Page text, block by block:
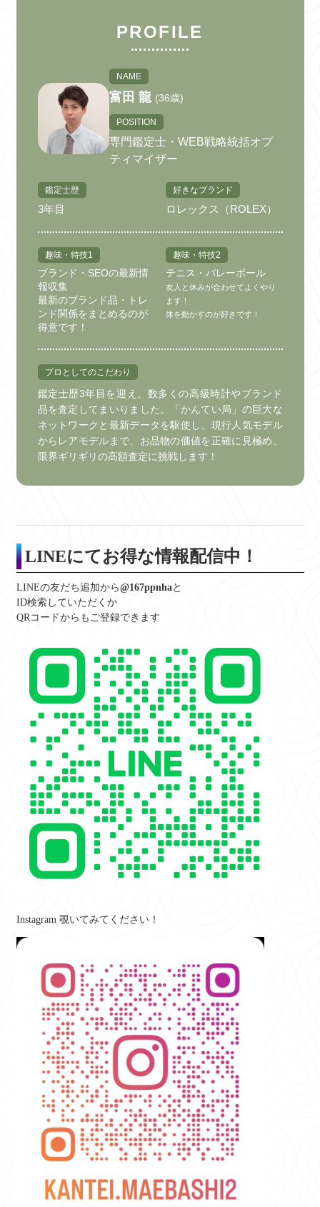
PROFILE
NAME
富田 龍 (36歳)
POSITION
専門鑑定士・WEB戦略統括オプ
ティマイザー
鑑定士歴
3年目
好きなブランド
ロレックス（ROLEX）
趣味・特技1
ブランド・SEOの最新情
報収集
最新のブランド品・トレ
ンド関係をまとめるのが
得意です！
趣味・特技2
テニス・バレーボール
友人と休みが合わせてよくやり
ます！
体を動かすのが好きです！
プロとしてのこだわり
鑑定士歴3年目を迎え、数多くの高級時計やブランド
品を査定してまいりました。「かんてい局」の巨大な
ネットワークと最新データを駆使し、現行人気モデル
からレアモデルまで、お品物の価値を正確に見極め、
限界ギリギリの高額査定に挑戦します！
LINEにてお得な情報配信中！
LINEの友だち追加から@167ppnhaと
ID検索していただくか
QRコードからもご登録できます
Instagram 覗いてみてください！